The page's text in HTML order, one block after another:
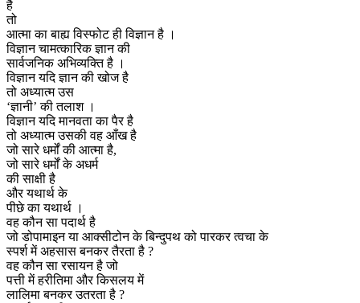
है
तो
आत्मा का बाह्य विस्फोट ही विज्ञान है ।
विज्ञान चामत्कारिक ज्ञान की
सार्वजनिक अभिव्यक्ति है ।
विज्ञान यदि ज्ञान की खोज है
तो अध्यात्म उस
‘ज्ञानी’ की तलाश ।
विज्ञान यदि मानवता का पैर है
तो अध्यात्म उसकी वह आँख है
जो सारे धर्मों की आत्मा है,
जो सारे धर्मों के अधर्म
की साक्षी है
और यथार्थ के
पीछे का यथार्थ ।
वह कौन सा पदार्थ है
जो डोपामाइन या आक्सीटोन के बिन्दुपथ को पारकर त्वचा के
स्पर्श में अहसास बनकर तैरता है ?
वह कौन सा रसायन है जो
पत्ती में हरीतिमा और किसलय में
लालिमा बनकर उतरता है ?